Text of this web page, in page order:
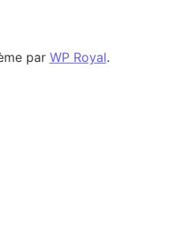
par WP Royal.